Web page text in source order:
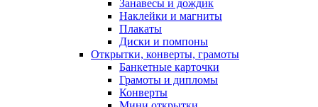
Занавесы и дождик
Наклейки и магниты
Плакаты
Диски и помпоны
Открытки, конверты, грамоты
Банкетные карточки
Грамоты и дипломы
Конверты